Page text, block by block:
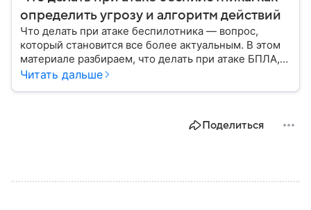
определить угрозу и алгоритм действий
Что делать при атаке беспилотника — вопрос,
который становится все более актуальным. В этом
материале разбираем, что делать при атаке БПЛА,
как распознать угрозу, какие действия предпринять
Читать дальше
Поделиться